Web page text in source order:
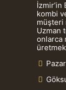
İzmir’in
kombi
müşteri
Uzman
onlarca